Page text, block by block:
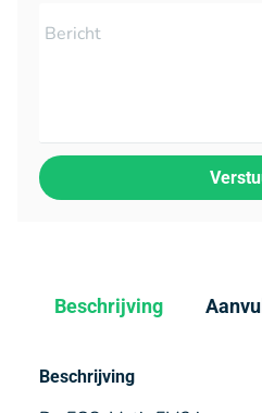
Beschrijving
Beschrijving